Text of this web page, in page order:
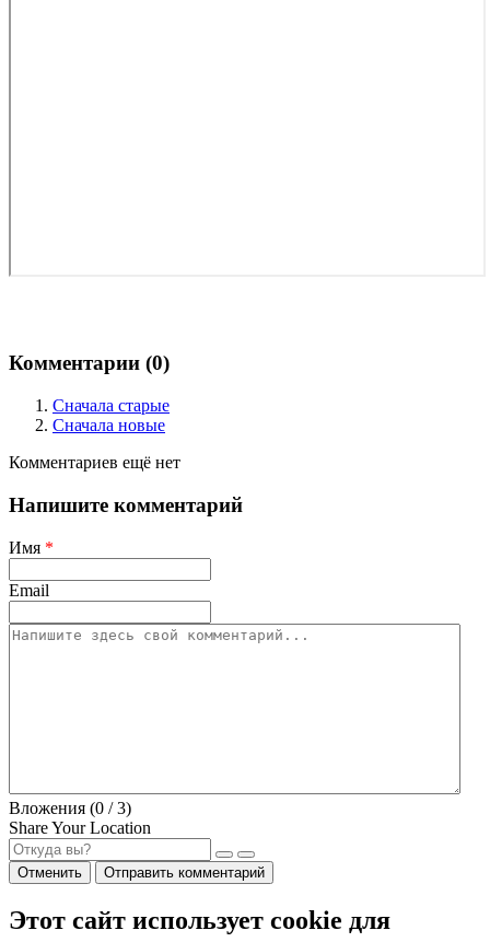
Комментарии (0)
Сначала старые
Сначала новые
Комментариев ещё нет
Напишите комментарий
Имя *
Email
Вложения (0 / 3)
Share Your Location
Отменить Отправить комментарий
Этот сайт использует cookie для